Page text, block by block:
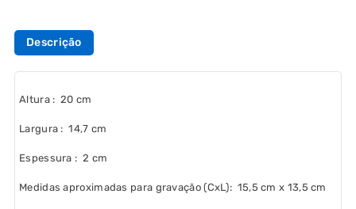
Descrição
Altura: 20 cm
Largura : 14,7 cm
Espessura : 2 cm
Medidas aproximadas para gravação(CxL): 15,5 cm x 13,5 cm